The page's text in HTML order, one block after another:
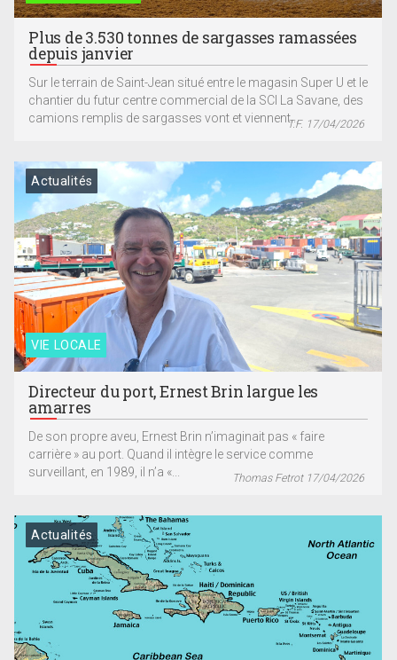
Plus de 3.530 tonnes de sargasses ramassées
depuis janvier
Sur le terrain de Saint-Jean situé entre le magasin Super U et le
chantier du futur centre commercial de la SCI La Savane, des
camions remplis de sargasses vont et viennent...T.F. 17/04/2026
VIE LOCALE
Actualités
Directeur du port, Ernest Brin largue les
amarres
De son propre aveu, Ernest Brin n’imaginait pas « faire
carrière » au port. Quand il intègre le service comme
surveillant, en 1989, il n’a «...
Thomas Fetrot 17/04/2026
Actualités